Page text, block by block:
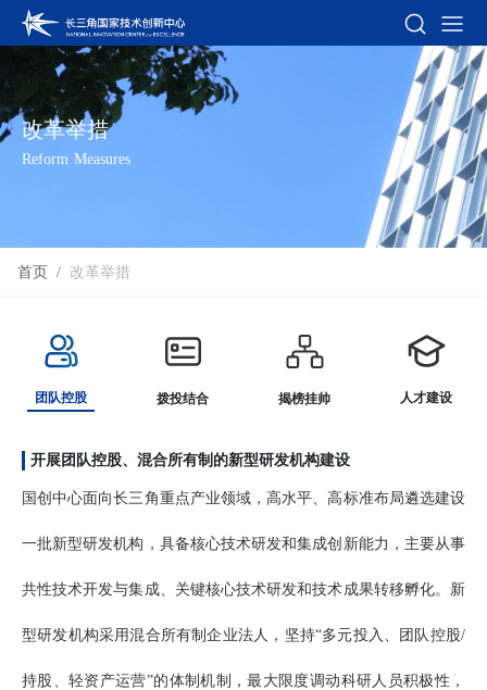
改革举措
Reform Measures
首页 改革举措
团队控股 拨投结合 揭榜挂帅 人才建设
开展团队控股、混合所有制的新型研发机构建设
国创中心面向长三角重点产业领域，高水平、高标准布局遴选建设
一批新型研发机构，具备核心技术研发和集成创新能力，主要从事
共性技术开发与集成、关键核心技术研发和技术成果转移孵化。新
型研发机构采用混合所有制企业法人，坚持“多元投入、团队控股/
持股、轻资产运营”的体制机制，最大限度调动科研人员积极性，